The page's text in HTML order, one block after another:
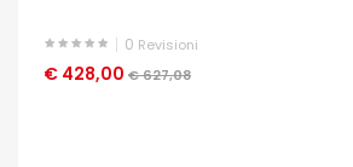
0 Revisioni
€ 428,00 € 627,08
OCCHIATA VELOCE